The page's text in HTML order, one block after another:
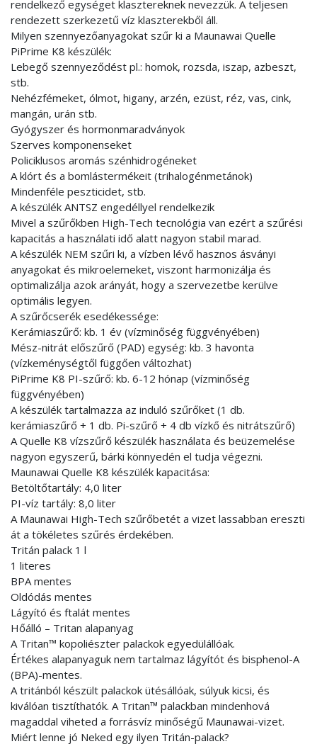
rendelkező egységet klasztereknek nevezzük. A teljesen
rendezett szerkezetű víz klaszterekből áll.
Milyen szennyezőanyagokat szűr ki a Maunawai Quelle
PiPrime K8 készülék:
Lebegő szennyeződést pl.: homok, rozsda, iszap, azbeszt,
stb.
Nehézfémeket, ólmot, higany, arzén, ezüst, réz, vas, cink,
mangán, urán stb.
Gyógyszer és hormonmaradványok
Szerves komponenseket
Policiklusos aromás szénhidrogéneket
A klórt és a bomlástermékeit (trihalogénmetánok)
Mindenféle peszticidet, stb.
A készülék ANTSZ engedéllyel rendelkezik
Mivel a szűrőkben High-Tech tecnológia van ezért a szűrési
kapacitás a használati idő alatt nagyon stabil marad.
A készülék NEM szűri ki, a vízben lévő hasznos ásványi
anyagokat és mikroelemeket, viszont harmonizálja és
optimalizálja azok arányát, hogy a szervezetbe kerülve
optimális legyen.
A szűrőcserék esedékessége:
Kerámiaszűrő: kb. 1 év (vízminőség függvényében)
Mész-nitrát előszűrő (PAD) egység: kb. 3 havonta
(vízkeménységtől függően változhat)
PiPrime K8 PI-szűrő: kb. 6-12 hónap (vízminőség
függvényében)
A készülék tartalmazza az induló szűrőket (1 db.
kerámiaszűrő + 1 db. Pi-szűrő + 4 db vízkő és nitrátszűrő)
A Quelle K8 vízszűrő készülék használata és beüzemelése
nagyon egyszerű, bárki könnyedén el tudja végezni.
Maunawai Quelle K8 készülék kapacitása:
Betöltőtartály: 4,0 liter
PI-víz tartály: 8,0 liter
A Maunawai High-Tech szűrőbetét a vizet lassabban ereszti
át a tökéletes szűrés érdekében.
Tritán palack 1 l
1 literes
BPA mentes
Oldódás mentes
Lágyító és ftalát mentes
Hőálló – Tritan alapanyag
A Tritan™ kopoliészter palackok egyedülállóak.
Értékes alapanyaguk nem tartalmaz lágyítót és bisphenol-A
(BPA)-mentes.
A tritánból készült palackok ütésállóak, súlyuk kicsi, és
kiválóan tisztíthatók. A Tritan™ palackban mindenhová
magaddal viheted a forrásvíz minőségű Maunawai-vizet.
Miért lenne jó Neked egy ilyen Tritán-palack?